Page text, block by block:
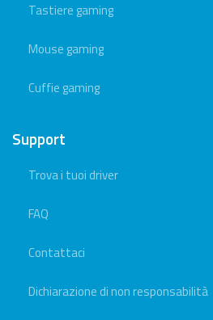
Tastiere gaming
Mouse gaming
Cuffie gaming
Support
Trova i tuoi driver
FAQ
Contattaci
Dichiarazione di non responsabilità